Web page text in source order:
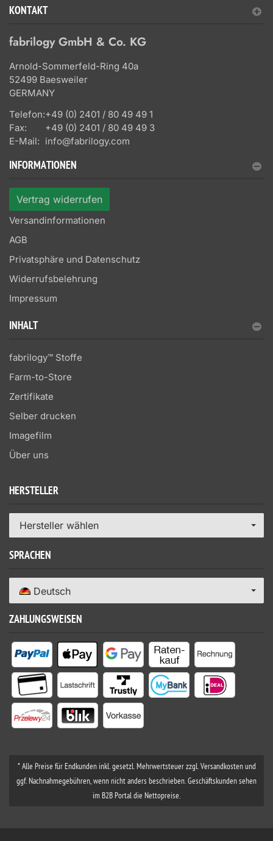
KONTAKT
fabrilogy GmbH & Co. KG
Arnold-Sommerfeld-Ring 40a
52499 Baesweiler
GERMANY
Telefon:+49 (0) 2401 / 80 49 49 1
Fax:
+49 (0) 2401 / 80 49 49 3
E-Mail: info@fabrilogy.com
INFORMATIONEN
Vertrag widerrufen
Versandinformationen
AGB
Privatsphäre und Datenschutz
Widerrufsbelehrung
Impressum
INHALT
fabrilogy™ Stoffe
Farm-to-Store
Zertifikate
Selber drucken
Imagefilm
Über uns
HERSTELLER
Hersteller wählen
SPRACHEN
Deutsch
ZAHLUNGSWEISEN
* Alle Preise für Endkunden inkl. gesetzl. Mehrwertsteuer zzgl. Versandkosten und
ggf. Nachnahmegebühren, wenn nicht anders beschrieben. Geschäftskunden sehen
im B2B Portal die Nettopreise.